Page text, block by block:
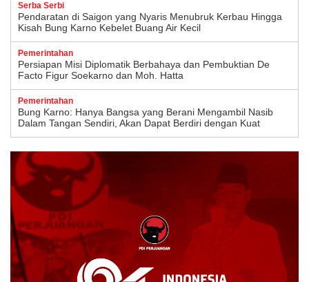
Serba Serbi
Pendaratan di Saigon yang Nyaris Menubruk Kerbau Hingga
Kisah Bung Karno Kebelet Buang Air Kecil
Pemerintahan
Persiapan Misi Diplomatik Berbahaya dan Pembuktian De
Facto Figur Soekarno dan Moh. Hatta
Pemerintahan
Bung Karno: Hanya Bangsa yang Berani Mengambil Nasib
Dalam Tangan Sendiri, Akan Dapat Berdiri dengan Kuat